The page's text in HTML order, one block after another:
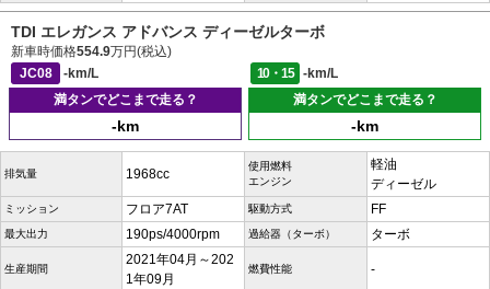
TDI エレガンス アドバンス ディーゼルターボ
新車時価格554.9万円(税込)
JC08
-km/L 10・15
-km/L
満タンでどこまで走る？
-km
満タンでどこまで走る？
-km
排気量 1968cc
使用燃料
エンジン
軽油
ディーゼル
ミッション フロア7AT 駆動方式 FF
最大出力 190ps/4000rpm 過給器（ターボ） ターボ
生産期間
2021年04月～202
1年09月
燃費性能 -